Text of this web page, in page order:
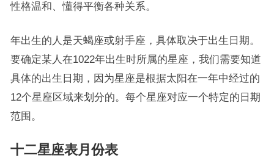
性格温和、懂得平衡各种关系。
年出生的人是天蝎座或射手座，具体取决于出生日期。
要确定某人在1022年出生时所属的星座，我们需要知道
具体的出生日期，因为星座是根据太阳在一年中经过的
12个星座区域来划分的。每个星座对应一个特定的日期
范围。
十二星座表月份表